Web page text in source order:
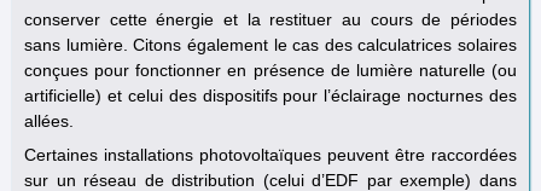
conserver cette énergie et la restituer au cours de périodes
sans lumière. Citons également le cas des calculatrices solaires
conçues pour fonctionner en présence de lumière naturelle (ou
artificielle) et celui des dispositifs pour l’éclairage nocturnes des
allées.
Certaines installations photovoltaïques peuvent être raccordées
sur un réseau de distribution (celui d’EDF par exemple) dans